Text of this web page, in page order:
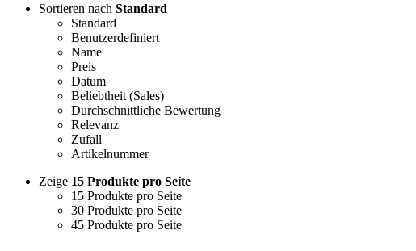
Sortieren nach Standard
Standard
Benutzerdefiniert
Name
Preis
Datum
Beliebtheit (Sales)
Durchschnittliche Bewertung
Relevanz
Zufall
Artikelnummer
Zeige 15 Produkte pro Seite
15 Produkte pro Seite
30 Produkte pro Seite
45 Produkte pro Seite